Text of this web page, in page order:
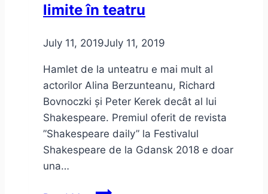
City
impresii
concert
limite în teatru
July 11, 2019July 11, 2019
Hamlet de la unteatru e mai mult al
actorilor Alina Berzunteanu, Richard
Bovnoczki și Peter Kerek decât al lui
Shakespeare. Premiul oferit de revista
”Shakespeare daily” la Festivalul
Shakespeare de la Gdansk 2018 e doar
una…
Hamlet